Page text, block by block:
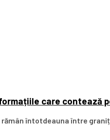
care contează
întotdeauna între